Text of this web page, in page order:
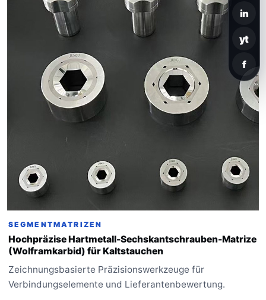
SEGMENTMATRIZEN
Hochpräzise Hartmetall-Sechskantschrauben-Matrize
(Wolframkarbid) für Kaltstauchen
Zeichnungsbasierte Präzisionswerkzeuge für
Verbindungselemente und Lieferantenbewertung.
in
yt
f